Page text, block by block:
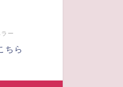
ー
ちら